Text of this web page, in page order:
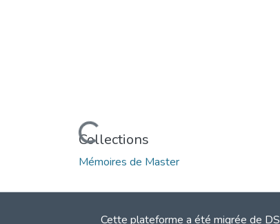
Loading...
Collections
Mémoires de Master
Cette plateforme a été migrée de